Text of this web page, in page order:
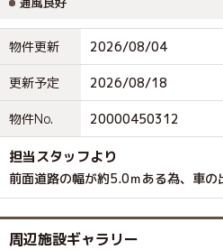
物件更新 2026/08/04
更新予定 2026/08/18
物件No. 20000450312
担当スタッフより
前面道路の幅が約5.0ｍある為、車
周辺施設ギャラリー